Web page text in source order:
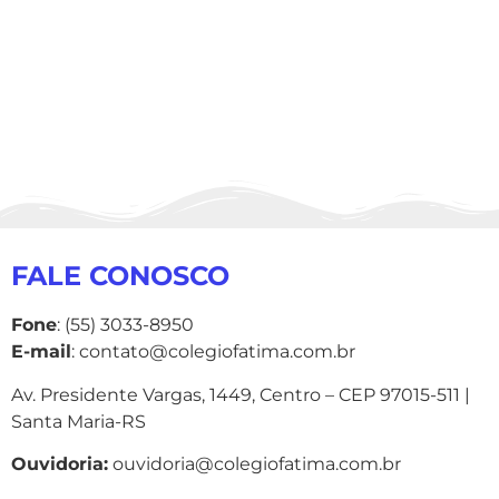
FALE CONOSCO
Fone: (55) 3033-8950
E-mail: contato@colegiofatima.com.br
Av. Presidente Vargas, 1449, Centro – CEP 97015-511 |
Santa Maria-RS
Ouvidoria: ouvidoria@colegiofatima.com.br